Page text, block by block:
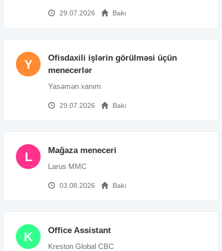
29.07.2026 Bakı
Y
Ofisdaxili işlərin görülməsi üçün
menecerlər
Yasəmən xanım
29.07.2026 Bakı
L Mağaza meneceri
Larus MMC
03.08.2026 Bakı
K Office Assistant
Kreston Global CBC